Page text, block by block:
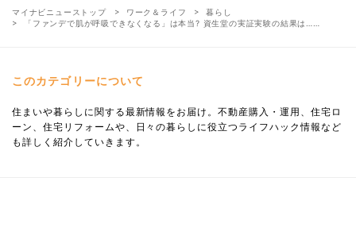
マイナビニューストップ ワーク＆ライフ
暮らし
「ファンデで肌が呼吸できなくなる」は本当? 資生堂の実証実験の結果は……
このカテゴリーについて
住まいや暮らしに関する最新情報をお届け。不動産購入・運用、住宅ロ
ーン、住宅リフォームや、日々の暮らしに役立つライフハック情報など
も詳しく紹介していきます。